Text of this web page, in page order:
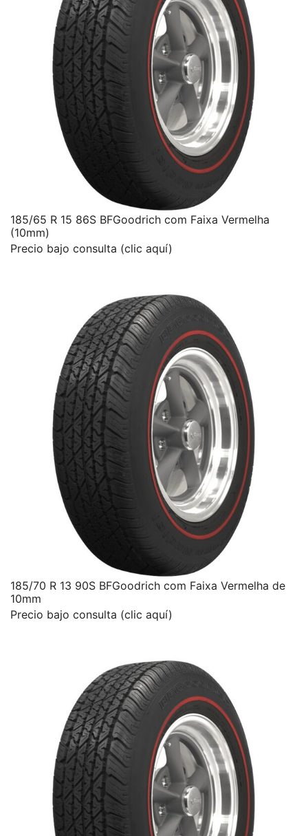
185/65 R 15 86S BFGoodrich com Faixa Vermelha
(10mm)
Precio bajo consulta (clic aquí)
185/70 R 13 90S BFGoodrich com Faixa Vermelha de
10mm
Precio bajo consulta (clic aquí)